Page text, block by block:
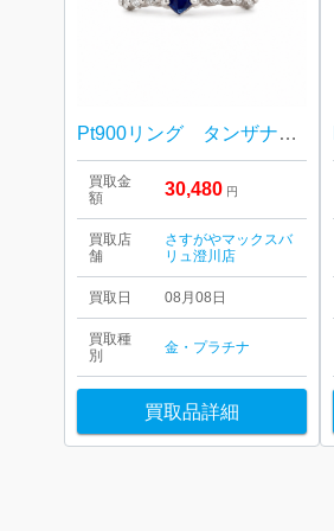
Pt900リング タンザナイト
買取金
額
30,480 円
買取店
舗
さすがやマックスバ
リュ澄川店
買取日 08月08日
買取種
別
金・プラチナ
買取品詳細